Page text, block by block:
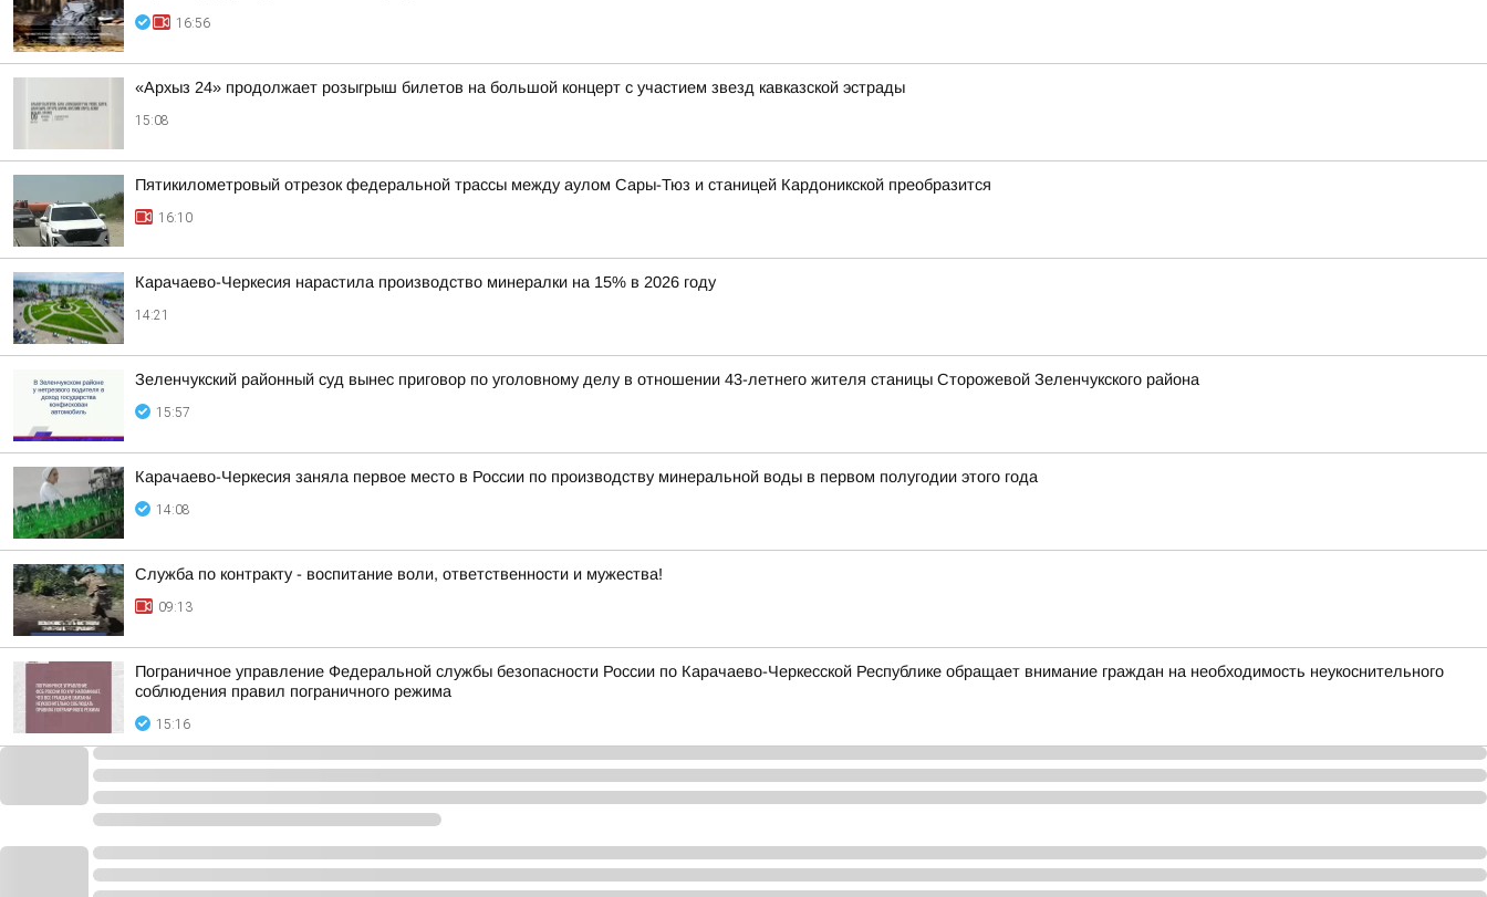
16:56
«Архыз 24» продолжает розыгрыш билетов на большой концерт с участием звезд кавказской эстрады
15:08
Пятикилометровый отрезок федеральной трассы между аулом Сары-Тюз и станицей Кардоникской преобразится
16:10
Карачаево-Черкесия нарастила производство минералки на 15% в 2026 году
14:21
Зеленчукский районный суд вынес приговор по уголовному делу в отношении 43-летнего жителя станицы Сторожевой Зеленчукского района
15:57
Карачаево-Черкесия заняла первое место в России по производству минеральной воды в первом полугодии этого года
14:08
Служба по контракту - воспитание воли, ответственности и мужества!
09:13
Пограничное управление Федеральной службы безопасности России по Карачаево-Черкесской Республике обращает внимание граждан на необходимость неукоснительного
соблюдения правил пограничного режима
15:16